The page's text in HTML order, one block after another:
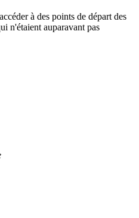
à des points de départ des
n'étaient auparavant pas